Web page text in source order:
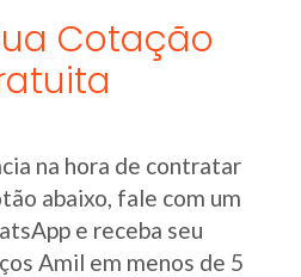
Cotação
na hora de contratar
abaixo, fale com um
e receba seu
Amil em menos de 5